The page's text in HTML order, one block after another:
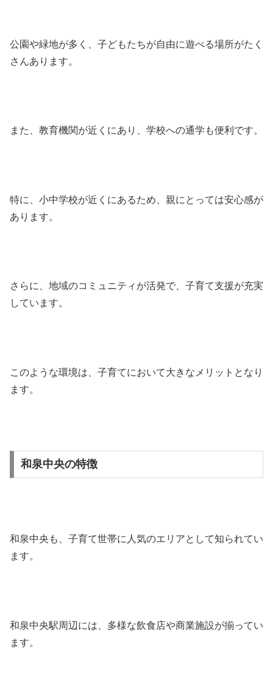
公園や緑地が多く、子どもたちが自由に遊べる場所がたく
さんあります。
また、教育機関が近くにあり、学校への通学も便利です。
特に、小中学校が近くにあるため、親にとっては安心感が
あります。
さらに、地域のコミュニティが活発で、子育て支援が充実
しています。
このような環境は、子育てにおいて大きなメリットとなり
ます。
和泉中央の特徴
和泉中央も、子育て世帯に人気のエリアとして知られてい
ます。
和泉中央駅周辺には、多様な飲食店や商業施設が揃ってい
ます。